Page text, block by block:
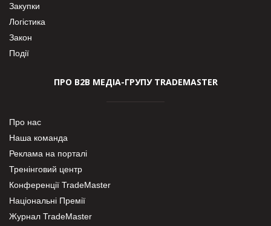
Закупки
Логістика
Закон
Події
ПРО В2В МЕДІА-ГРУПУ TRADEMASTER
Про нас
Наша команда
Реклама на порталі
Тренінговий центр
Конференції TradeMaster
Національні Премії
Журнал TradeMaster